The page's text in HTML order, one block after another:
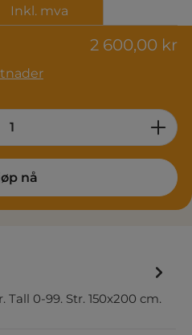
2 600,00 kr
Inkl. mva
Enter the desired
nå
0-99. Str. 150x200 cm.